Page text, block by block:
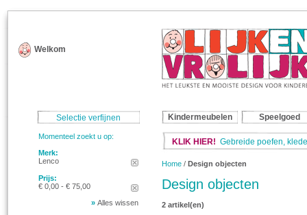
Welkom
Kindermeubelen Speelgoed
KLIK HIER! Gebreide poefen,
Home / Design objecten
Design objecten
2 artikel(en)
Selectie verfijnen
Momenteel zoekt u op:
Merk:
Lenco
Prijs:
€ 0,00 - € 75,00
» Alles wissen